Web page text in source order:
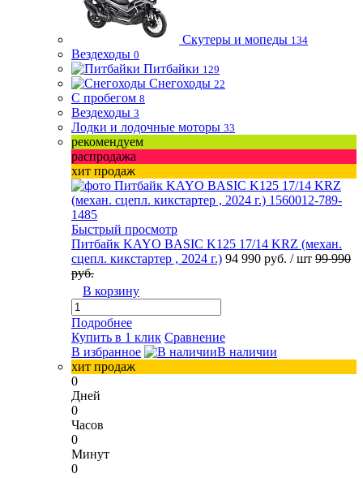
Скутеры и мопеды 134
Вездеходы 0
Питбайки 129
Снегоходы 22
С пробегом 8
Вездеходы 3
Лодки и лодочные моторы 33
рекомендуем
распродажа
хит продаж
Быстрый просмотр
Питбайк KAYO BASIC K125 17/14 KRZ (механ.
сцепл. кикстартер , 2024 г.) 94 990 руб. / шт 99 990
руб.
В корзину
Подробнее
Купить в 1 клик Сравнение
В избранное
В наличии
хит продаж
0
Дней
0
Часов
0
Минут
0